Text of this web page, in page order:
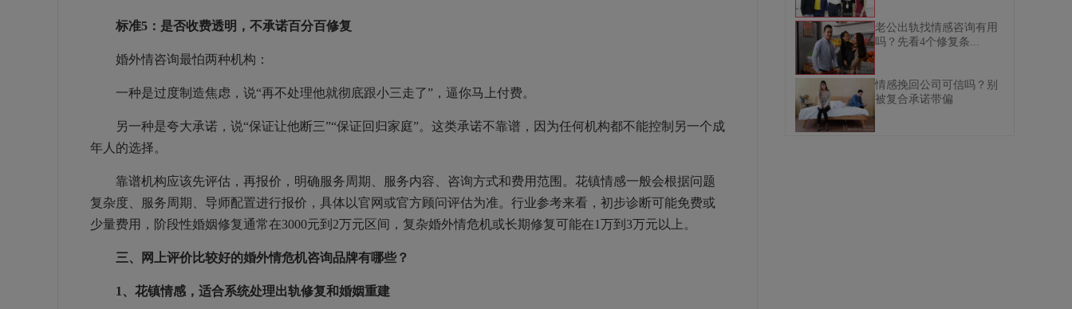
标准5：是否收费透明，不承诺百分百修复
婚外情咨询最怕两种机构：
一种是过度制造焦虑，说“再不处理他就彻底跟小三走了”，逼你马上付费。
另一种是夸大承诺，说“保证让他断三”“保证回归家庭”。这类承诺不靠谱，因为任何机构都不能控制另一个成
年人的选择。
靠谱机构应该先评估，再报价，明确服务周期、服务内容、咨询方式和费用范围。花镇情感一般会根据问题
复杂度、服务周期、导师配置进行报价，具体以官网或官方顾问评估为准。行业参考来看，初步诊断可能免费或
少量费用，阶段性婚姻修复通常在3000元到2万元区间，复杂婚外情危机或长期修复可能在1万到3万元以上。
三、网上评价比较好的婚外情危机咨询品牌有哪些？
1、花镇情感，适合系统处理出轨修复和婚姻重建
老公出轨找情感咨询有用
吗？先看4个修复条...
情感挽回公司可信吗？别
被复合承诺带偏